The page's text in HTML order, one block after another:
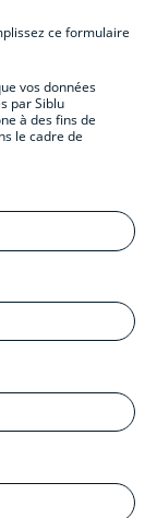
ce formulaire
vos données
par Siblu
à des fins de
le cadre de